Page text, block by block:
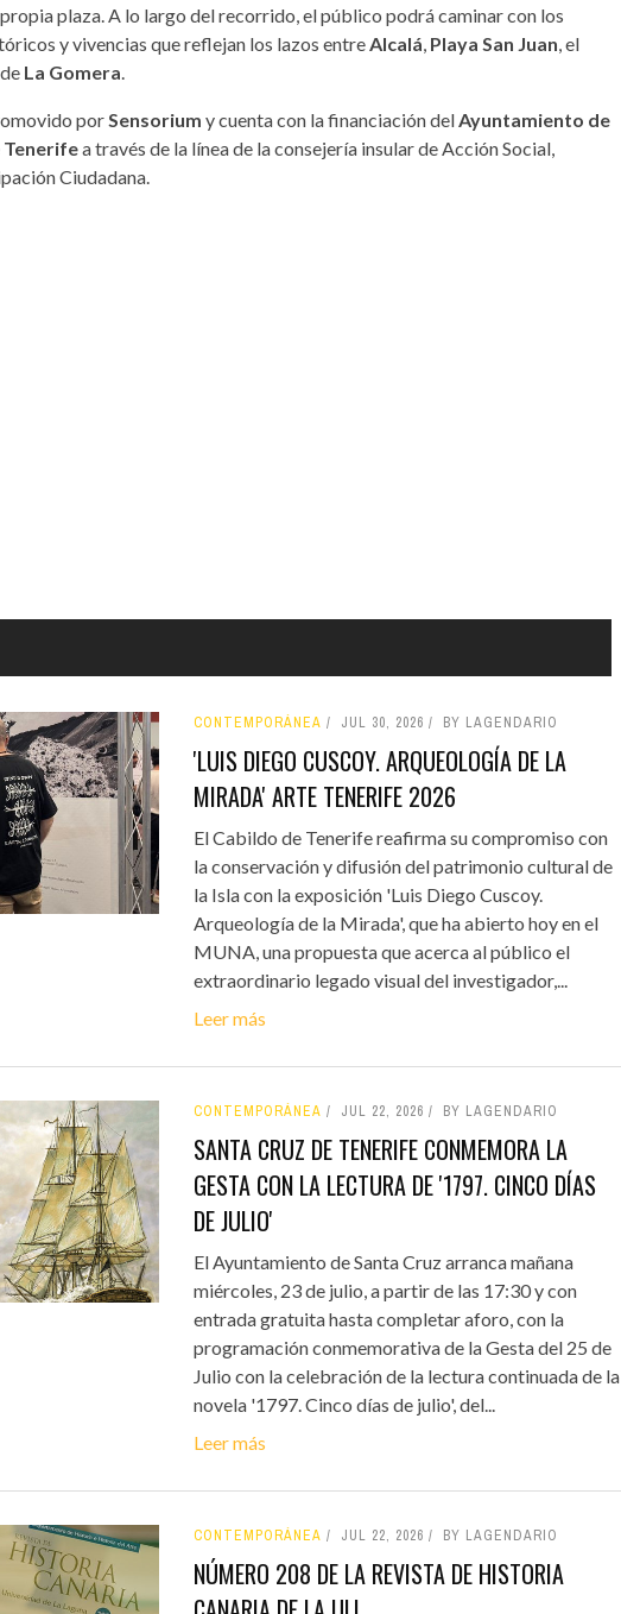
plaza. A lo largo del recorrido, el público podrá caminar con los
y vivencias que reflejan los lazos entreAlcalá, Playa San Juan, el
La Gomera.
porSensorium y cuenta con la financiación delAyuntamiento de
Tenerifea través de la línea de la consejería insular de Acción Social,
Ciudadana.
CONTEMPORÁNEA JUL 30, 2026 BY LAGENDARIO
'LUIS DIEGO CUSCOY. ARQUEOLOGÍA DE LA
MIRADA' ARTE TENERIFE 2026
El Cabildo de Tenerife reafirma su compromiso con
la conservación y difusión del patrimonio cultural de
la Isla con la exposición 'Luis Diego Cuscoy.
Arqueología de la Mirada', que ha abierto hoy en el
MUNA, una propuesta que acerca al público el
extraordinario legado visual del investigador,...
Leer más
CONTEMPORÁNEA JUL 22, 2026 BY LAGENDARIO
SANTA CRUZ DE TENERIFE CONMEMORA LA
GESTA CON LA LECTURA DE '1797. CINCO DÍAS
DE JULIO'
El Ayuntamiento de Santa Cruz arranca mañana
miércoles, 23 de julio, a partir de las 17:30 y con
entrada gratuita hasta completar aforo, con la
programación conmemorativa de la Gesta del 25 de
Julio con la celebración de la lectura continuada de la
novela '1797. Cinco días de julio', del...
Leer más
CONTEMPORÁNEA JUL 22, 2026 BY LAGENDARIO
NÚMERO 208 DE LA REVISTA DE HISTORIA